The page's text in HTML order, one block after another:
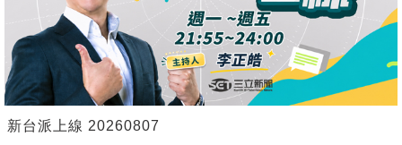
新台派上線 20260807